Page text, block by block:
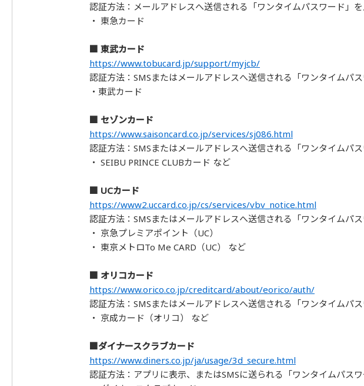
認証方法：メールアドレスへ送信される「ワンタイムパスワード」
・ 東急カード
■ 東武カード
https://www.tobucard.jp/support/myjcb/
認証方法：SMSまたはメールアドレスへ送信される「ワンタイムパ
・東武カード
■ セゾンカード
https://www.saisoncard.co.jp/services/sj086.html
認証方法：SMSまたはメールアドレスへ送信される「ワンタイムパ
・ SEIBU PRINCE CLUBカード など
■ UCカード
https://www2.uccard.co.jp/cs/services/vbv_notice.html
認証方法：SMSまたはメールアドレスへ送信される「ワンタイムパ
・ 京急プレミアポイント（UC）
・ 東京メトロTo Me CARD（UC） など
■ オリコカード
https://www.orico.co.jp/creditcard/about/eorico/auth/
認証方法：SMSまたはメールアドレスへ送信される「ワンタイムパ
・ 京成カード（オリコ） など
■ダイナースクラブカード
https://www.diners.co.jp/ja/usage/3d_secure.html
認証方法：アプリに表示、またはSMSに送られる「ワンタイムパス